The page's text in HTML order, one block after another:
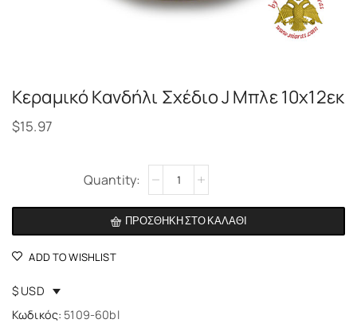
Kεραμικό Κανδήλι Σχέδιο J Μπλε 10χ12εκ
$15.97
ΠΡΟΣΘΉΚΗ ΣΤΟ ΚΑΛΆΘΙ
Alternative:
ADD TO WISHLIST
$ USD
Κωδικός: 5109-60bl